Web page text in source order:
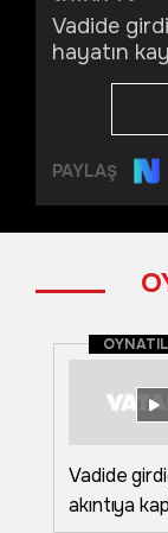
Vadide
hayatın
PAYLAŞ
Vadide
akıntıya